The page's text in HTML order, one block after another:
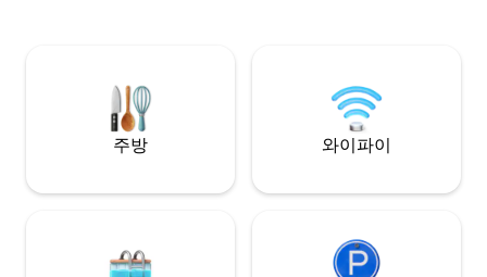
족 또는 친구들과 함께 즐기기에 이상적입
다.
주방 와이파이